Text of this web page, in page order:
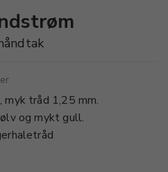
tråd 1,25 mm.
og mykt gull.